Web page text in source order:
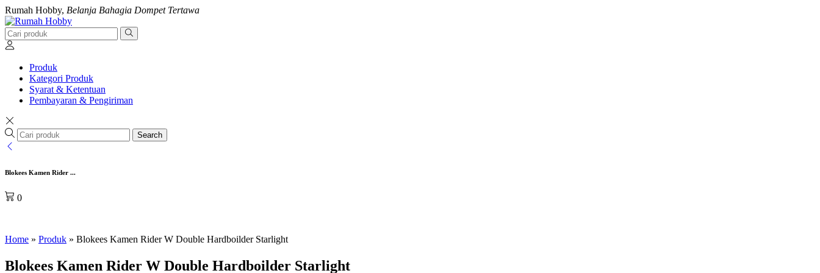
Rumah Hobby, Belanja Bahagia Dompet Tertawa
Produk
Kategori Produk
Syarat & Ketentuan
Pembayaran & Pengiriman
Search
Blokees Kamen Rider ...
0
Home » Produk » Blokees Kamen Rider W Double Hardboilder Starlight
Blokees Kamen Rider W Double Hardboilder Starlight